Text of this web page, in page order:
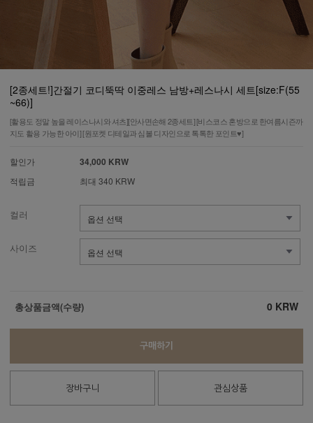
[2종세트!]간절기 코디뚝딱 이중레스 남방+레스나시 세트[size:F(55
~66)]
[활용도 정말 높을 레이스나시와 셔츠][안사면손해 2종세트] [비스코스 혼방으로 한여름시즌까
지도 활용 가능한 아이] [원포켓 디테일과 심볼 디자인으로 톡톡한 포인트♥]
할인가 34,000 KRW
적립금 최대 340 KRW
컬러
사이즈
총상품금액(수량) 0 KRW
구매하기
장바구니 관심상품